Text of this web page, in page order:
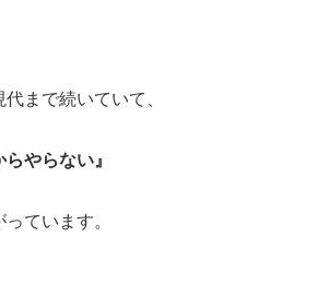
まで続いていて、
やらない』
ています。